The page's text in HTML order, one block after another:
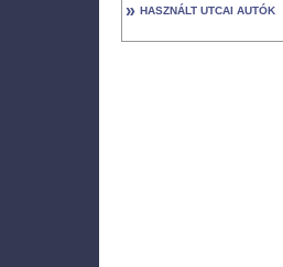
» HASZNÁLT UTCAI AUTÓK